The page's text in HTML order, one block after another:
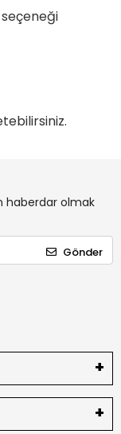
haberdar olmak
Gönder